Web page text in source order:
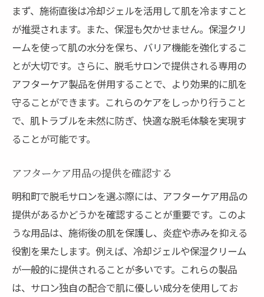
まず、施術直後は冷却ジェルを活用して肌を冷ますこと
が推奨されます。また、保湿も欠かせません。保湿クリ
ームを使って肌の水分を保ち、バリア機能を強化するこ
とが大切です。さらに、脱毛サロンで提供される専用の
アフターケア製品を併用することで、より効果的に肌を
守ることができます。これらのケアをしっかり行うこと
で、肌トラブルを未然に防ぎ、快適な脱毛体験を実現す
ることが可能です。
アフターケア用品の提供を確認する
明和町で脱毛サロンを選ぶ際には、アフターケア用品の
提供があるかどうかを確認することが重要です。このよ
うな用品は、施術後の肌を保護し、炎症や赤みを抑える
役割を果たします。例えば、冷却ジェルや保湿クリーム
が一般的に提供されることが多いです。これらの製品
は、サロン独自の配合で肌に優しい成分を使用してお